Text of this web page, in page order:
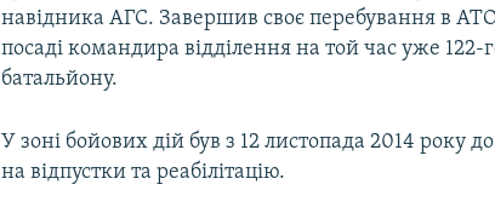
навідника АГС. Завершив своє перебування в
посаді командира відділення на той час уже 122-
батальйону.
У зоні бойових дій був з 12 листопада 2014 року
на відпустки та реабілітацію.